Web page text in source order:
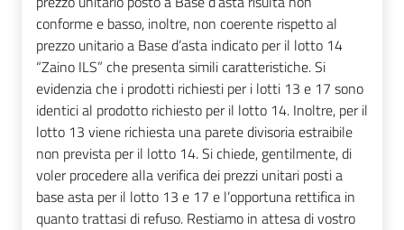
conforme e basso, inoltre, non coerente rispetto al
prezzo unitario a Base d’asta indicato per il lotto 14
“Zaino ILS” che presenta simili caratteristiche. Si
evidenzia che i prodotti richiesti per i lotti 13 e 17 sono
identici al prodotto richiesto per il lotto 14. Inoltre, per il
lotto 13 viene richiesta una parete divisoria estraibile
non prevista per il lotto 14. Si chiede, gentilmente, di
voler procedere alla verifica dei prezzi unitari posti a
base asta per il lotto 13 e 17 e l’opportuna rettifica in
quanto trattasi di refuso. Restiamo in attesa di vostro